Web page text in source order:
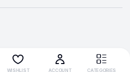
Cere oferta
WISHLIST ACCOUNT CATEGORIES